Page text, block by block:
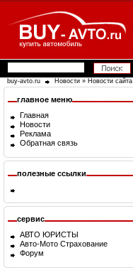
buy-avto.ru Новости » Новости сайта
главное меню
Главная
Новости
Реклама
Обратная связь
полезные ссылки
сервис
АВТО ЮРИСТЫ
Авто-Мото Страхование
Форум